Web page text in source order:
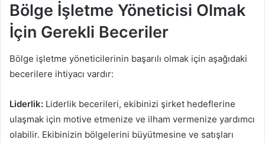
Bölge İşletme Yöneticisi Olmak
İçin Gerekli Beceriler
Bölge işletme yöneticilerinin başarılı olmak için aşağıdaki
becerilere ihtiyacı vardır:
Liderlik: Liderlik becerileri, ekibinizi şirket hedeflerine
ulaşmak için motive etmenize ve ilham vermenize yardımcı
olabilir. Ekibinizin bölgelerini büyütmesine ve satışları